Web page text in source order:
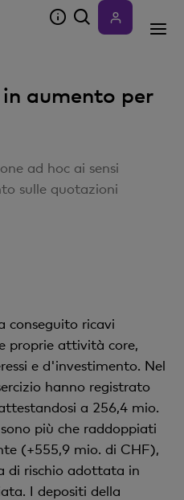
aumento per
ad hoc ai sensi
sulle quotazioni
conseguito ricavi
proprie attività core,
e d'investimento. Nel
hanno registrato
a 256,4 mio.
più che raddoppiati
(+555,9 mio. di CHF),
di rischio adottata in
I depositi della